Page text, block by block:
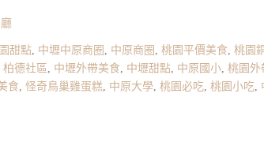
甜點, 中壢中原商圈 , 中原商圈 , 桃園平價美食, 桃園
柏德社區 , 中壢外帶美食, 中壢甜點, 中原國小, 桃園外
食, 怪奇鳥巢雞蛋糕, 中原大學, 桃園必吃, 桃園小吃,